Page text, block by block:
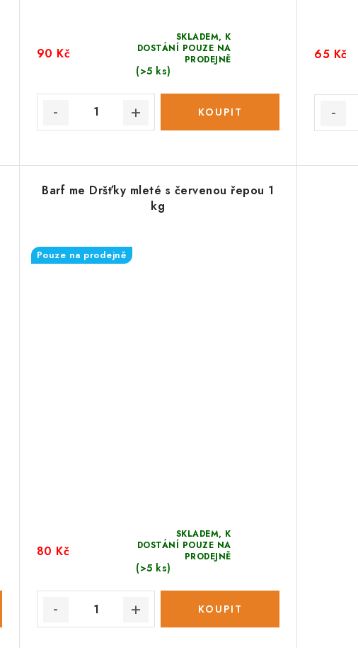
SKLADEM, K
DOSTÁNÍ POUZE NA
PRODEJNĚ
(>5 ks)
90 Kč 65 Kč
Barf me Dršťky mleté s červenou řepou 1
kg
Pouze na prodejně
SKLADEM, K
DOSTÁNÍ POUZE NA
PRODEJNĚ
(>5 ks)
80 Kč